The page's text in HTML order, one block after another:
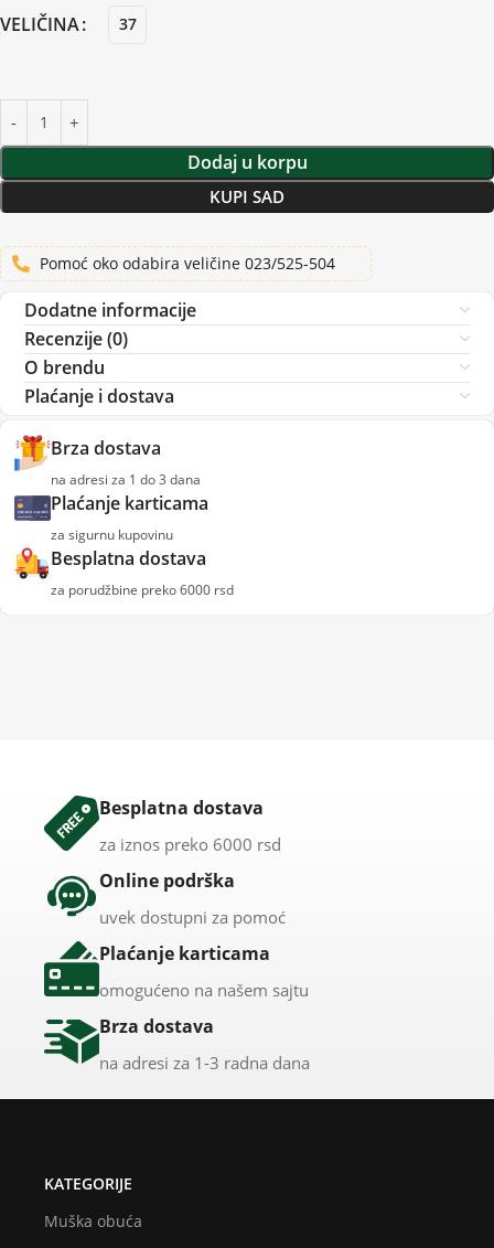
VELIČINA 37
Dodaj u korpu
KUPI SAD
Pomoć oko odabira veličine 023/525-504
Dodatne informacije
Recenzije (0)
O brendu
Plaćanje i dostava
Brza dostava
na adresi za 1 do 3 dana
Plaćanje karticama
za sigurnu kupovinu
Besplatna dostava
za porudžbine preko 6000 rsd
Besplatna dostava
za iznos preko 6000 rsd
Online podrška
uvek dostupni za pomoć
Plaćanje karticama
omogućeno na našem sajtu
Brza dostava
na adresi za 1-3 radna dana
KATEGORIJE
Muška obuća